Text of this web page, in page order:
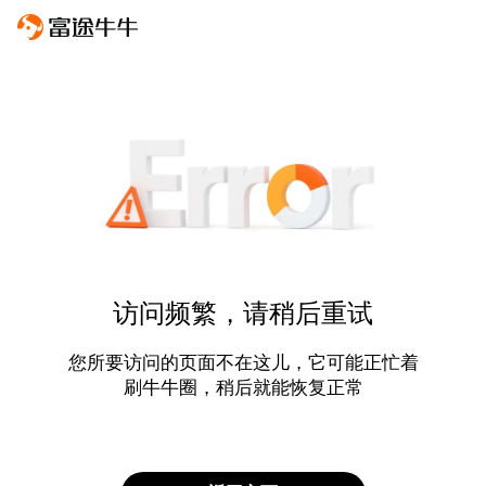
访问频繁，请稍后重试
您所要访问的页面不在这儿，它可能正忙着
刷牛牛圈，稍后就能恢复正常